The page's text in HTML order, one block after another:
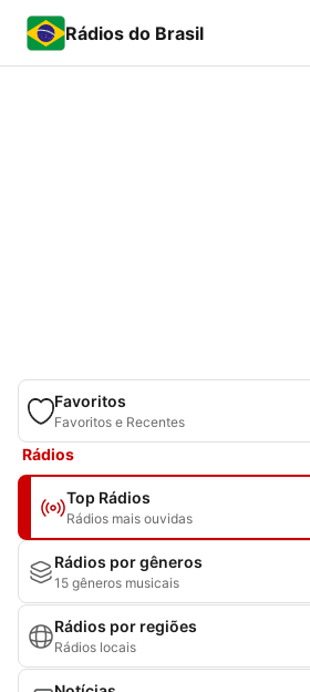
Rádios do Brasil
Favoritos
Favoritos e Recentes
Rádios
Top Rádios
Rádios mais ouvidas
Rádios por gêneros
15 gêneros musicais
Rádios por regiões
Rádios locais